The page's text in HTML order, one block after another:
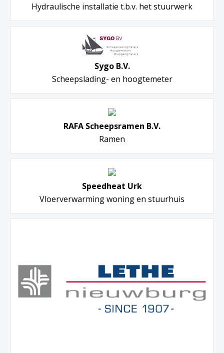
Hydraulische installatie t.b.v. het stuurwerk
Sygo B.V.
Scheepslading- en hoogtemeter
RAFA Scheepsramen B.V.
Ramen
Speedheat Urk
Vloerverwarming woning en stuurhuis